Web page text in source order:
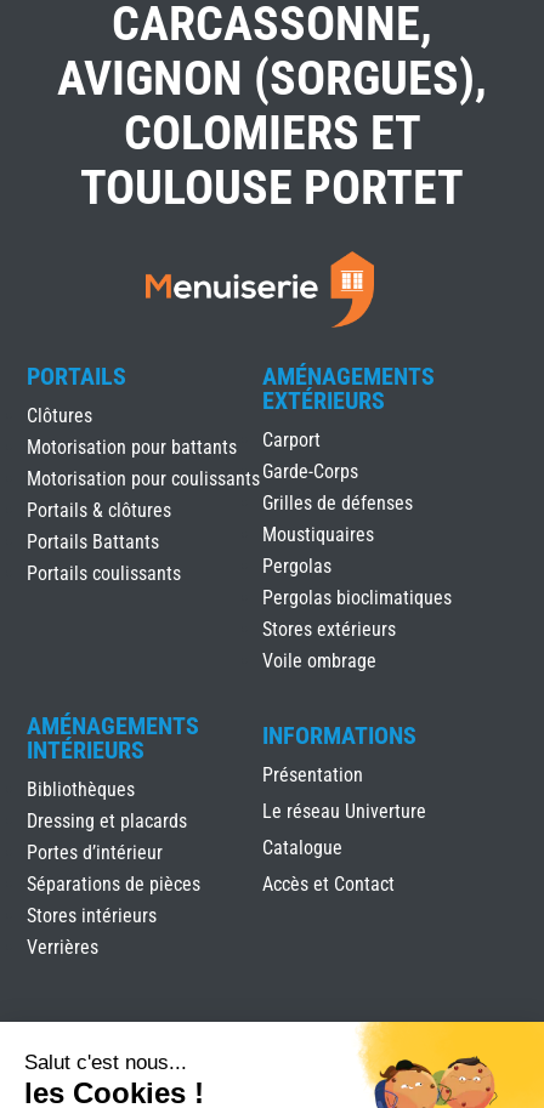
CARCASSONNE,
AVIGNON (SORGUES),
COLOMIERS ET
TOULOUSE PORTET
PORTAILS
Clôtures
Motorisation pour battants
Motorisation pour coulissants
Portails & clôtures
Portails Battants
Portails coulissants
AMÉNAGEMENTS
EXTÉRIEURS
Carport
Garde-Corps
Grilles de défenses
Moustiquaires
Pergolas
Pergolas bioclimatiques
Stores extérieurs
Voile ombrage
AMÉNAGEMENTS
INTÉRIEURS
Bibliothèques
Dressing et placards
Portes d’intérieur
Séparations de pièces
Stores intérieurs
Verrières
INFORMATIONS
Présentation
Le réseau Univerture
Catalogue
Accès et Contact
Salut c'est nous...
les Cookies !